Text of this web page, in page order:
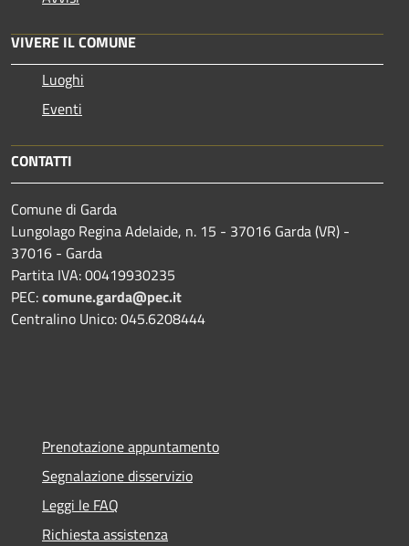
VIVERE IL COMUNE
Luoghi
Eventi
CONTATTI
Comune di Garda
Lungolago Regina Adelaide, n. 15 - 37016 Garda (VR) -
37016 - Garda
Partita IVA: 00419930235
PEC:comune.garda@pec.it
Centralino Unico: 045.6208444
Prenotazione appuntamento
Segnalazione disservizio
Leggi le FAQ
Richiesta assistenza